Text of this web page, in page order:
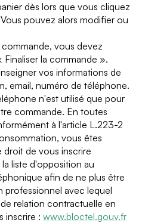
dès lors que vous cliquez
pouvez alors modifier ou
vous devez
la commande ».
vos informations de
email, numéro de téléphone.
n'est utilisé que pour
commande. En toutes
à l'article L.223-2
vous êtes
de vous inscrire
liste d'opposition au
afin de ne plus être
professionnel avec lequel
relation contractuelle en
inscrire : www.bloctel.gouv.fr